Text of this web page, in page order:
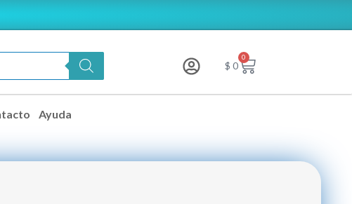
$ 0
0
Carrito
Ayuda